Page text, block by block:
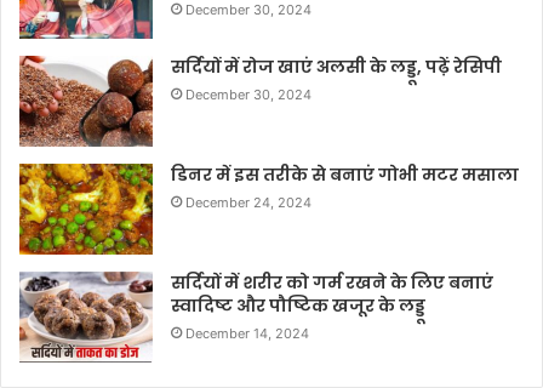
December 30, 2024
सर्दियों में रोज खाएं अलसी के लड्डू, पढ़ें रेसिपी
December 30, 2024
डिनर में इस तरीके से बनाएं गोभी मटर मसाला
December 24, 2024
सर्दियों में शरीर को गर्म रखने के लिए बनाएं
स्वादिष्ट और पौष्टिक खजूर के लड्डू
December 14, 2024